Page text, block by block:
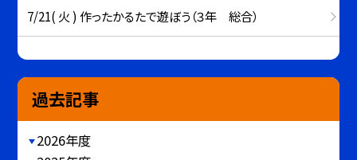
7/21( 火 ) 作ったかるたで遊ぼう（３年 総合）
過去記事
2026年度